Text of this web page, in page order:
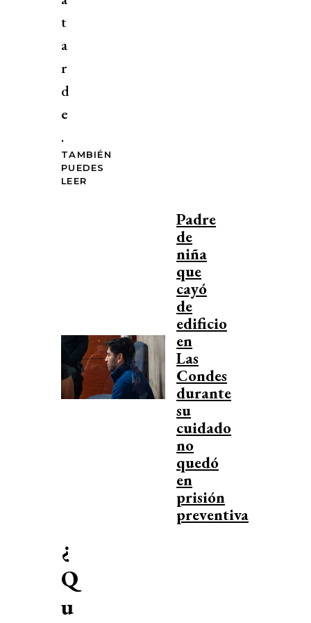
t
a
r
d
e
.
TAMBIÉN
PUEDES
LEER
Padre
de
niña
que
cayó
de
edificio
en
Las
Condes
durante
su
cuidado
no
quedó
en
prisión
preventiva
¿
Q
u